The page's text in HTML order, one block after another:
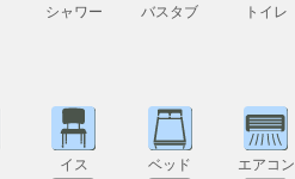
シャワー バスタブ トイレ
イス ベッド エアコン